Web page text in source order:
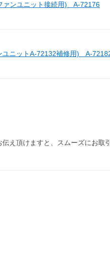
ァンユニット接続用) A-72176
ニットA-72132補修用) A-
え頂けますと、スムーズにお取